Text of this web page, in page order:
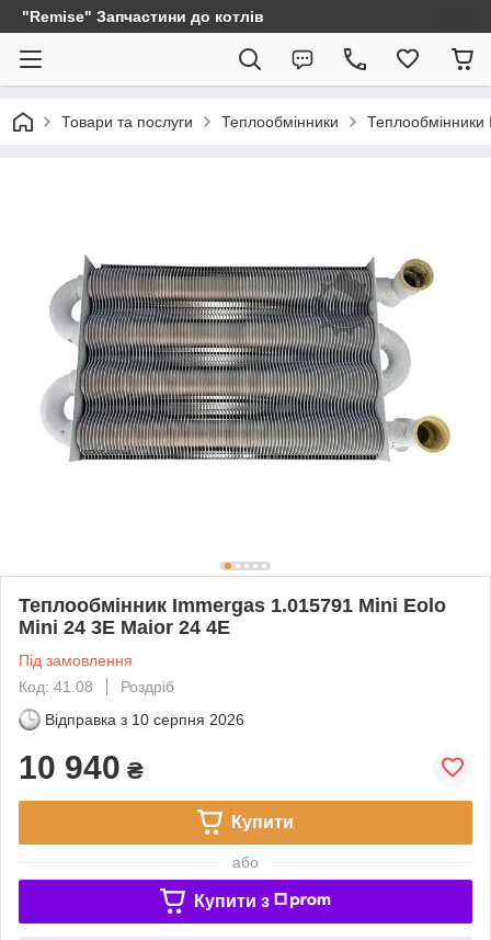
"Remise" Запчастини до котлів
Товари та послуги Теплообмінники Теплообмінники
Теплообмінник Immergas 1.015791 Mini Eolo
Mini 24 3Е Maior 24 4E
Під замовлення
Код: 41.08
Роздріб
Відправка з 10 серпня 2026
10 940 ₴
Купити
або
Купити з